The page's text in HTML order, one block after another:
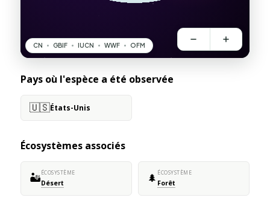
Pays où l'espèce a été observée
🇺🇸États-Unis
Écosystèmes associés
🏜️ÉCOSYSTÈME
Désert 🌲 ÉCOSYSTÈME
Forêt